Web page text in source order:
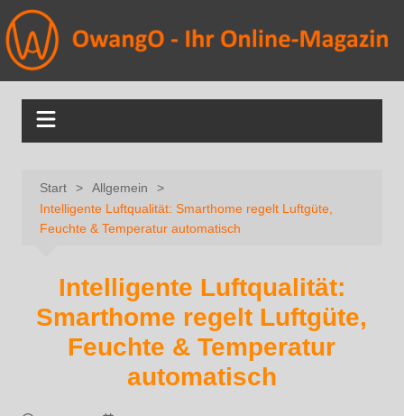
Start
Allgemein
Intelligente Luftqualität: Smarthome regelt Luftgüte,
Feuchte & Temperatur automatisch
Intelligente Luftqualität:
Smarthome regelt Luftgüte,
Feuchte & Temperatur
automatisch